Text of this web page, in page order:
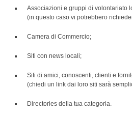
Associazioni e gruppi di volontariato
(in questo caso vi potrebbero
Camera di Commercio;
Siti con news locali;
Siti di amici, conoscenti, clienti e
(chiedi un link dai loro siti sarà
Directories della tua categoria.